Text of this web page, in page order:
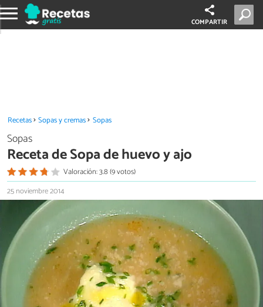
COMPARTIR
Recetas Sopas y cremas Sopas
Sopas
Receta de Sopa de huevo y ajo
Valoración: 3.8 (9 votos)
25 noviembre 2014